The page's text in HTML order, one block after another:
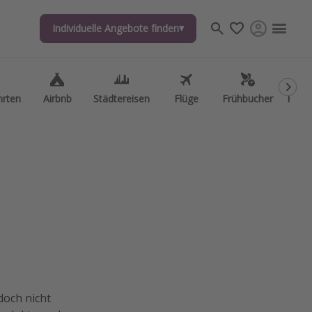
Individuelle Angebote finden
Airbnb Städtereisen Flüge Frühbucher
Individuelle Angebote finden
Airbnb Städtereisen Flüge Frühbucher
nicht